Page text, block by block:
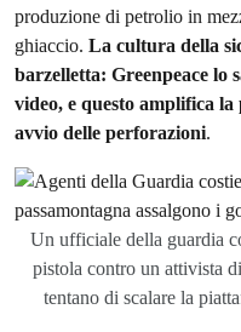
produzione di petrolio in
ghiaccio. La cultura della
barzelletta: Greenpeace lo
video, e questo amplifica
avvio delle perforazioni.
Un ufficiale della guardia
pistola contro un attivista
tentano di scalare la